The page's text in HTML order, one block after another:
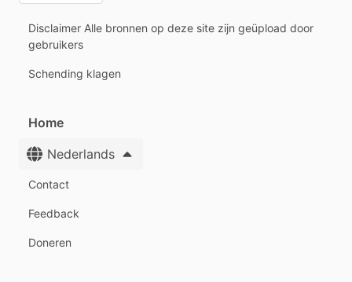
Disclaimer Alle bronnen op deze site zijn geüpload door
gebruikers
Schending klagen
Home
Nederlands
Contact
Feedback
Doneren